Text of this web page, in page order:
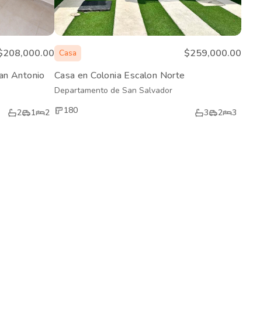
Antonio
2 1 2
Casa
$259,000.00
Casa en Colonia Escalon Norte
Departamento de San Salvador
180
3 2 3